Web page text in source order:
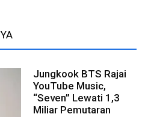
Jungkook BTS Rajai
YouTube Music,
“Seven” Lewati 1,3
Miliar Pemutaran